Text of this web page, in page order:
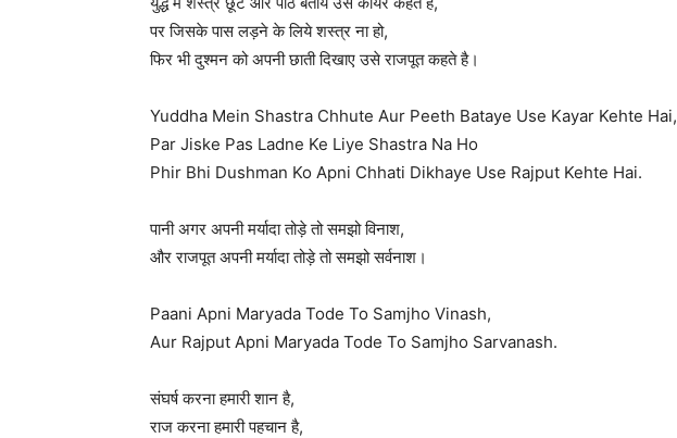
पर जिसके पास लड़ने के लिये शस्त्र ना हो,
फिर भी दुश्मन को अपनी छाती दिखाए उसे राजपूत कहते है।
Yuddha Mein Shastra Chhute Aur Peeth Bataye Use Kayar Kehte Hai,
Par Jiske Pas Ladne Ke Liye Shastra Na Ho
Phir Bhi Dushman Ko Apni Chhati Dikhaye Use Rajput Kehte Hai.
पानी अगर अपनी मर्यादा तोड़े तो समझो विनाश,
और राजपूत अपनी मर्यादा तोड़े तो समझो सर्वनाश।
Paani Apni Maryada Tode To Samjho Vinash,
Aur Rajput Apni Maryada Tode To Samjho Sarvanash.
संघर्ष करना हमारी शान है,
राज करना हमारी पहचान है,